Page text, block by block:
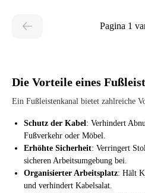
Pagina 1
Die Vorteile eines
Ein Fußleistenkanal bietet zahlreiche
Schutz der Kabel: Verhindert
Fußverkehr oder Möbel.
Erhöhte Sicherheit: Verringert
sicheren Arbeitsumgebung bei.
Organisierter Arbeitsplatz: Hält
und verhindert Kabelsalat.